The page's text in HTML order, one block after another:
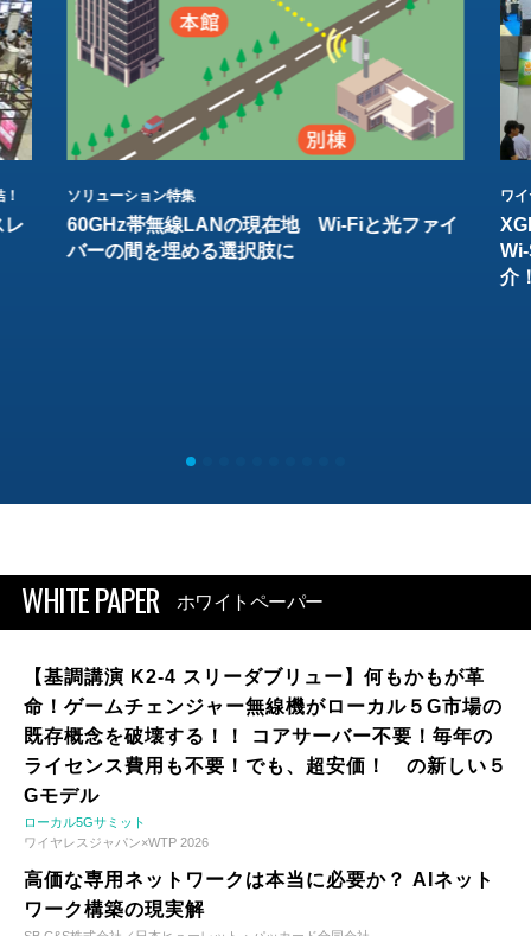
レ
ソリューション特集
60GHz帯無線LANの現在地 Wi-Fiと光ファイ
バーの間を埋める選択肢に
ワ
介
WHITE PAPER ホワイトペーパー
【基調講演 K2-4 スリーダブリュー】何もかもが革
命！ゲームチェンジャー無線機がローカル５G市場の
既存概念を破壊する！！ コアサーバー不要！毎年の
ライセンス費用も不要！でも、超安価！ の新しい５
Gモデル
ローカル5Gサミット
ワイヤレスジャパン×WTP 2026
高価な専用ネットワークは本当に必要か？ AIネット
ワーク構築の現実解